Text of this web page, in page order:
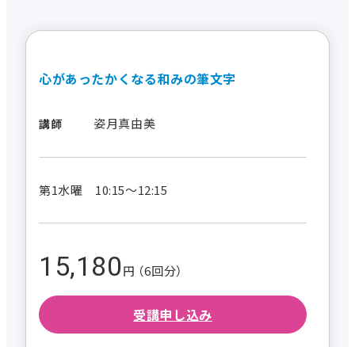
心があったかくなる和みの筆文字
講師 姿月真由美
第1水曜 10:15～12:15
15,180円 （6回分）
受講申し込み